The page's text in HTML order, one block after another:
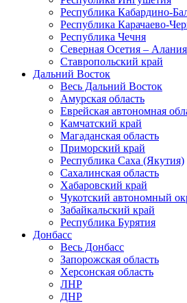
Республика Кабардино-
Республика Карачаево-
Республика Чечня
Северная Осетия – Алания
Ставропольский край
Дальний Восток
Весь Дальний Восток
Амурская область
Еврейская автономная
Камчатский край
Магаданская область
Приморский край
Республика Саха (Якутия)
Сахалинская область
Хабаровский край
Чукотский автономный
Забайкальский край
Республика Бурятия
Донбасс
Весь Донбасс
Запорожская область
Херсонская область
ЛНР
ДНР